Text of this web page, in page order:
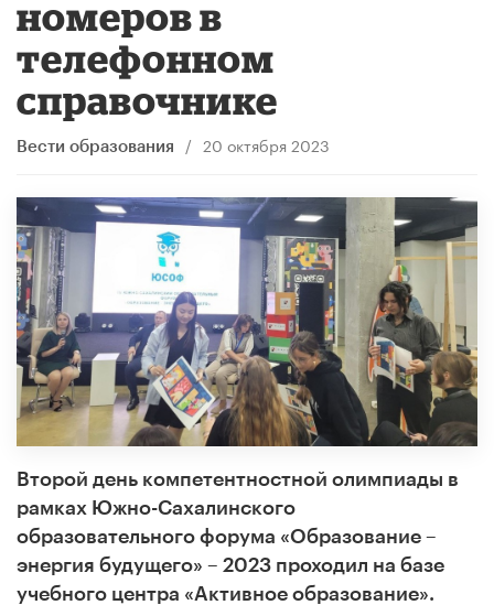
номеров в
телефонном
справочнике
Вести образования / 20 октября 2023
Второй день компетентностной олимпиады в
рамках Южно-Сахалинского
образовательного форума «Образование –
энергия будущего» – 2023 проходил на базе
учебного центра «Активное образование».